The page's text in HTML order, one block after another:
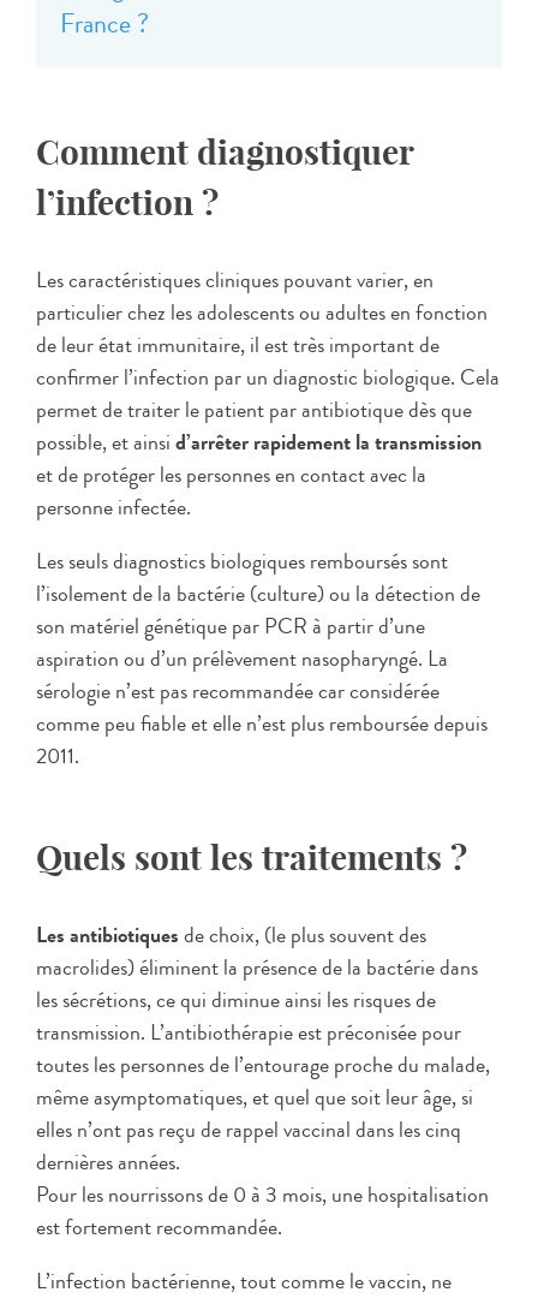
France ?
Comment diagnostiquer
l’infection ?
Les caractéristiques cliniques pouvant varier, en
particulier chez les adolescents ou adultes en fonction
de leur état immunitaire, il est très important de
confirmer l’infection par un diagnostic biologique. Cela
permet de traiter le patient par antibiotique dès que
possible, et ainsid’arrêter rapidement la transmission
et de protéger les personnes en contact avec la
personne infectée.
Les seuls diagnostics biologiques remboursés sont
l’isolement de la bactérie (culture) ou la détection de
son matériel génétique par PCR à partir d’une
aspiration ou d’un prélèvement nasopharyngé. La
sérologie n’est pas recommandée car considérée
comme peu fiable et elle n’est plus remboursée depuis
2011.
Quels sont les traitements ?
Les antibiotiquesde choix, (le plus souvent des
macrolides) éliminent la présence de la bactérie dans
les sécrétions, ce qui diminue ainsi les risques de
transmission. L’antibiothérapie est préconisée pour
toutes les personnes de l’entourage proche du malade,
même asymptomatiques, et quel que soit leur âge, si
elles n’ont pas reçu de rappel vaccinal dans les cinq
dernières années.
Pour les nourrissons de 0 à 3 mois, une hospitalisation
est fortement recommandée.
L’infection bactérienne, tout comme le vaccin, ne